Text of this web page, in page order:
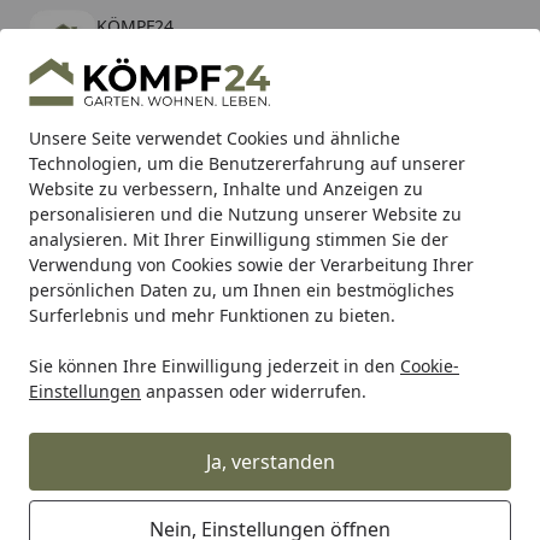
Unsere Seite verwendet Cookies und ähnliche
Technologien, um die Benutzererfahrung auf unserer
Website zu verbessern, Inhalte und Anzeigen zu
personalisieren und die Nutzung unserer Website zu
analysieren. Mit Ihrer Einwilligung stimmen Sie der
Verwendung von Cookies sowie der Verarbeitung Ihrer
persönlichen Daten zu, um Ihnen ein bestmögliches
Surferlebnis und mehr Funktionen zu bieten.
Sie können Ihre Einwilligung jederzeit in den Cookie-
Einstellungen anpassen oder widerrufen.
Ja, verstanden
Nein, Einstellungen öffnen
KÖMPF24
kostenlos - Im App Store
Hotline
Alle Produkte
Mein Konto
Suchen
Karibu Pools inkl. gratis Sandfilteranlage & Pool-
Starterset (Gesamtwert bis 468,99€)
Startseite
Alles für den Garten Gartenhaus Faserplatten
Feuchtigkeitssperre /
Gummigranulat Unterleg-Pads für
Gartenhäuser 24 Stück